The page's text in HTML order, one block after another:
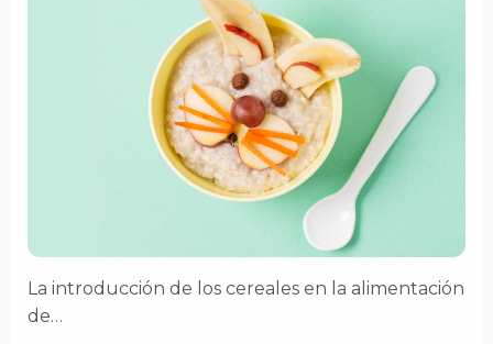
La introducción de los cereales en la alimentación
de…